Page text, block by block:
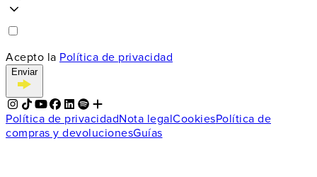
Acepto la Política de privacidad
Enviar
Política de privacidadNota legalCookiesPolítica de
compras y devolucionesGuías